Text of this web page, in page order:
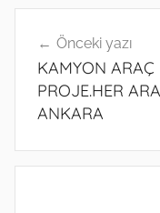
gezinmesi
Önceki yazı
KAMYON ARAÇ
PROJE.HER
ANKARA